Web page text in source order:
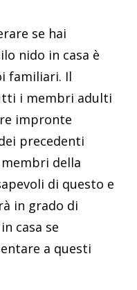
se hai
nido in casa è
familiari. Il
i membri adulti
impronte
precedenti
della
di questo e
in grado di
casa se
a questi